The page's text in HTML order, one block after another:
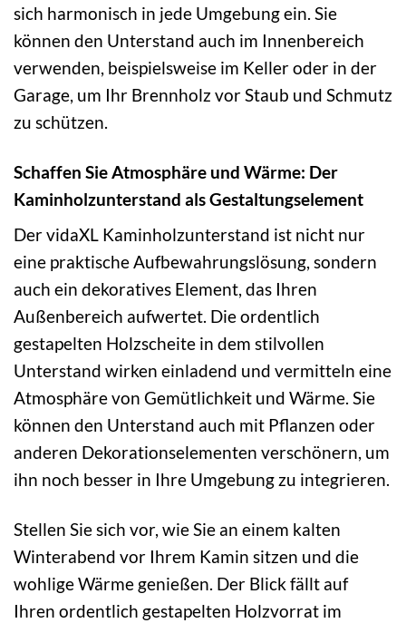
sich harmonisch in jede Umgebung ein. Sie
können den Unterstand auch im Innenbereich
verwenden, beispielsweise im Keller oder in der
Garage, um Ihr Brennholz vor Staub und Schmutz
zu schützen.
Schaffen Sie Atmosphäre und Wärme: Der
Kaminholzunterstand als Gestaltungselement
Der vidaXL Kaminholzunterstand ist nicht nur
eine praktische Aufbewahrungslösung, sondern
auch ein dekoratives Element, das Ihren
Außenbereich aufwertet. Die ordentlich
gestapelten Holzscheite in dem stilvollen
Unterstand wirken einladend und vermitteln eine
Atmosphäre von Gemütlichkeit und Wärme. Sie
können den Unterstand auch mit Pflanzen oder
anderen Dekorationselementen verschönern, um
ihn noch besser in Ihre Umgebung zu integrieren.
Stellen Sie sich vor, wie Sie an einem kalten
Winterabend vor Ihrem Kamin sitzen und die
wohlige Wärme genießen. Der Blick fällt auf
Ihren ordentlich gestapelten Holzvorrat im